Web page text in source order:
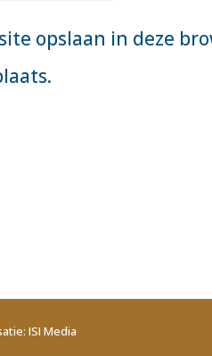
opslaan in deze
ISI Media